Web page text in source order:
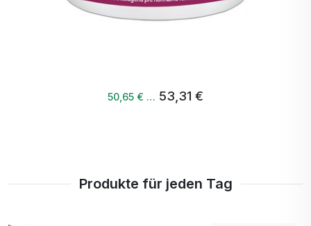
körperlicher Aktivität fördern und den Aufbau
von Muskelmasse unterstützen.
Aussehen und die Funktion der Haut wichtig
unerwünschte Verfälschungen erhalten.
50,65 € … 53,31 €
Produkte für jeden Tag